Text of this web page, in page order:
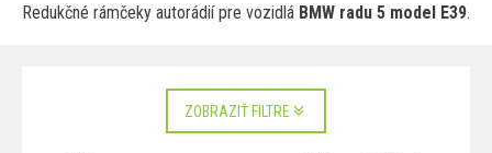
Redukčné rámčeky autorádií pre vozidlá BMW radu 5 model E39.
ZOBRAZIŤ FILTRE